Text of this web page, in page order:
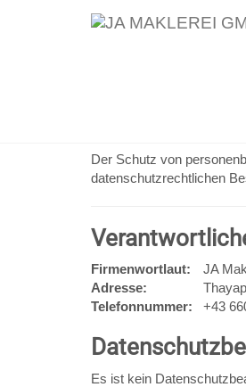
Der Schutz von
datenschutzrechtlichen
Firmenwortlaut:
JA
Adresse:
Telefonnummer:
+43
Es ist kein